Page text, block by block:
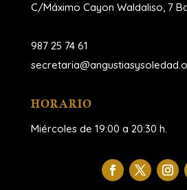
C/Máximo Cayon Waldaliso, 7
987 25 74 61
HORARIO
Miércoles de 19:00 a 20:30 h.